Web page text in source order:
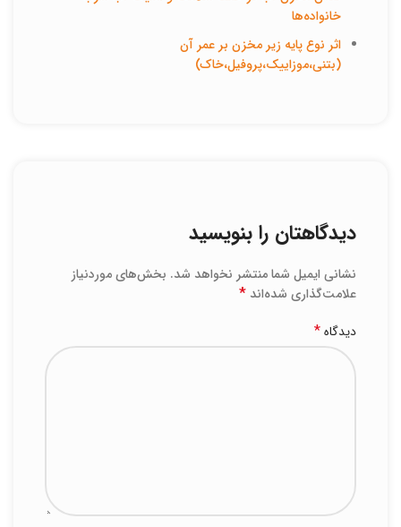
خانواده‌ها
اثر نوع پایه زیر مخزن بر عمر آن
(بتنی،موزاییک،پروفیل،خاک)
دیدگاهتان را بنویسید
نشانی ایمیل شما منتشر نخواهد شد. بخش‌های موردنیاز
علامت‌گذاری شده‌اند *
دیدگاه*